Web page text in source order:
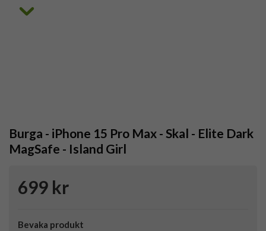
Burga - iPhone 15 Pro Max - Skal - Elite Dark
MagSafe - Island Girl
699 kr
Bevaka produkt